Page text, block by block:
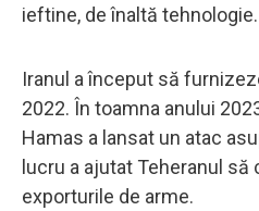
ieftine, de înaltă tehnologie.
Iranul a început să
2022. În toamna anului
Hamas a lansat un atac
lucru a ajutat Teheranul
exporturile de arme.